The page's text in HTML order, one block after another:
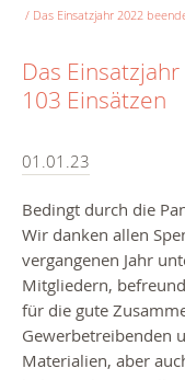
Das Einsatzjahr 2022
Das
103 Einsätzen
01.01.23
Bedingt durch die
Wir danken allen
vergangenen Jahr
Mitgliedern,
für die gute
Gewerbetreibenden
Materialien, aber